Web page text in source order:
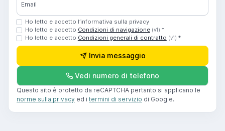
Email
Ho letto e accetto l’informativa sulla privacy
Ho letto e accetto Condizioni di navigazione (v1) *
Ho letto e accetto Condizioni generali di contratto (v1) *
Invia messaggio
Vedi numero di telefono
Questo sito è protetto da reCAPTCHA pertanto si applicano le
norme sulla privacy ed i termini di servizio di Google.